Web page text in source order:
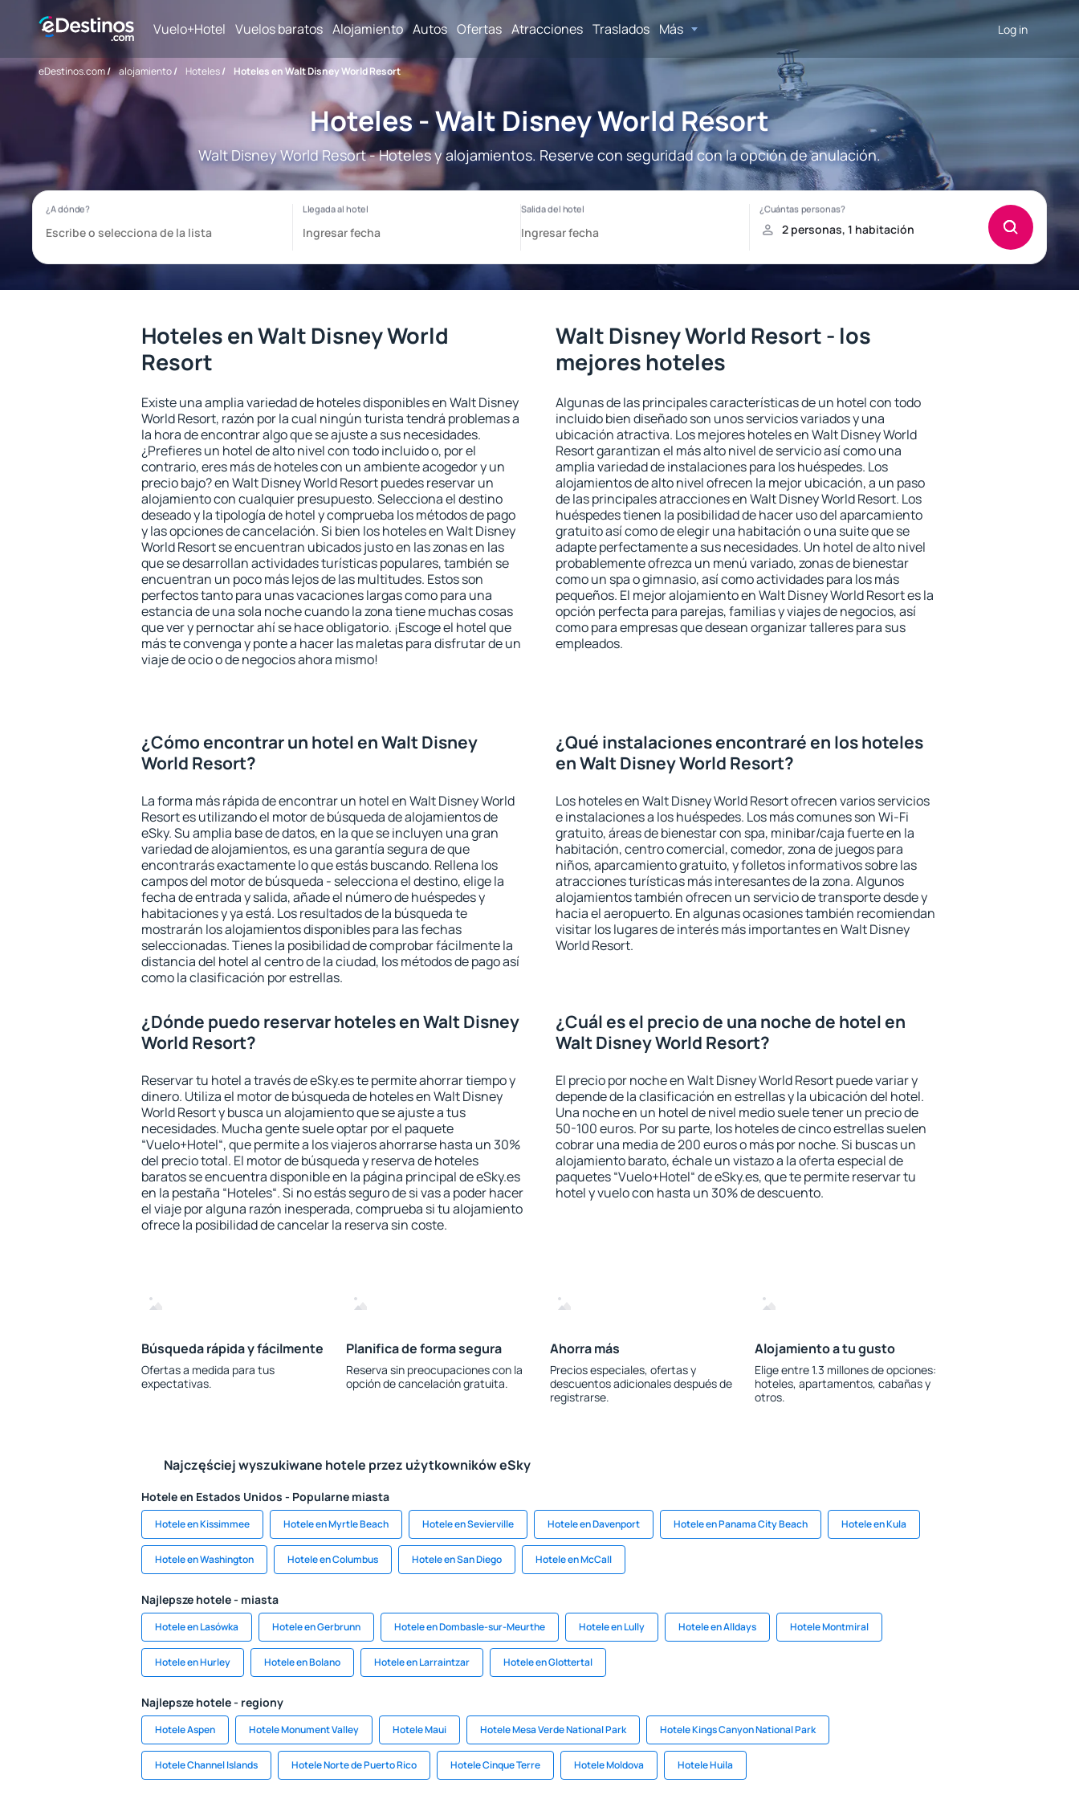
Vuelo+Hotel Vuelos baratos Alojamiento Autos Ofertas Atracciones Traslados Más Log in
eDestinos.com/ alojamiento/ Hoteles/ Hoteles en Walt Disney World Resort
Hoteles - Walt Disney World Resort
Walt Disney World Resort - Hoteles y alojamientos. Reserve con seguridad con la opción de anulación.
Hoteles en Walt Disney World
Resort
Existe una amplia variedad de hoteles disponibles en Walt Disney
World Resort, razón por la cual ningún turista tendrá problemas a
la hora de encontrar algo que se ajuste a sus necesidades.
¿Prefieres un hotel de alto nivel con todo incluido o, por el
contrario, eres más de hoteles con un ambiente acogedor y un
precio bajo? en Walt Disney World Resort puedes reservar un
alojamiento con cualquier presupuesto. Selecciona el destino
deseado y la tipología de hotel y comprueba los métodos de pago
y las opciones de cancelación. Si bien los hoteles en Walt Disney
World Resort se encuentran ubicados justo en las zonas en las
que se desarrollan actividades turísticas populares, también se
encuentran un poco más lejos de las multitudes. Estos son
perfectos tanto para unas vacaciones largas como para una
estancia de una sola noche cuando la zona tiene muchas cosas
que ver y pernoctar ahí se hace obligatorio. ¡Escoge el hotel que
más te convenga y ponte a hacer las maletas para disfrutar de un
viaje de ocio o de negocios ahora mismo!
Walt Disney World Resort - los
mejores hoteles
Algunas de las principales características de un hotel con todo
incluido bien diseñado son unos servicios variados y una
ubicación atractiva. Los mejores hoteles en Walt Disney World
Resort garantizan el más alto nivel de servicio así como una
amplia variedad de instalaciones para los huéspedes. Los
alojamientos de alto nivel ofrecen la mejor ubicación, a un paso
de las principales atracciones en Walt Disney World Resort. Los
huéspedes tienen la posibilidad de hacer uso del aparcamiento
gratuito así como de elegir una habitación o una suite que se
adapte perfectamente a sus necesidades. Un hotel de alto nivel
probablemente ofrezca un menú variado, zonas de bienestar
como un spa o gimnasio, así como actividades para los más
pequeños. El mejor alojamiento en Walt Disney World Resort es la
opción perfecta para parejas, familias y viajes de negocios, así
como para empresas que desean organizar talleres para sus
empleados.
¿Cómo encontrar un hotel en Walt Disney
World Resort?
La forma más rápida de encontrar un hotel en Walt Disney World
Resort es utilizando el motor de búsqueda de alojamientos de
eSky. Su amplia base de datos, en la que se incluyen una gran
variedad de alojamientos, es una garantía segura de que
encontrarás exactamente lo que estás buscando. Rellena los
campos del motor de búsqueda - selecciona el destino, elige la
fecha de entrada y salida, añade el número de huéspedes y
habitaciones y ya está. Los resultados de la búsqueda te
mostrarán los alojamientos disponibles para las fechas
seleccionadas. Tienes la posibilidad de comprobar fácilmente la
distancia del hotel al centro de la ciudad, los métodos de pago así
como la clasificación por estrellas.
¿Qué instalaciones encontraré en los hoteles
en Walt Disney World Resort?
Los hoteles en Walt Disney World Resort ofrecen varios servicios
e instalaciones a los huéspedes. Los más comunes son Wi-Fi
gratuito, áreas de bienestar con spa, minibar/caja fuerte en la
habitación, centro comercial, comedor, zona de juegos para
niños, aparcamiento gratuito, y folletos informativos sobre las
atracciones turísticas más interesantes de la zona. Algunos
alojamientos también ofrecen un servicio de transporte desde y
hacia el aeropuerto. En algunas ocasiones también recomiendan
visitar los lugares de interés más importantes en Walt Disney
World Resort.
¿Dónde puedo reservar hoteles en Walt Disney
World Resort?
Reservar tu hotel a través de eSky.es te permite ahorrar tiempo y
dinero. Utiliza el motor de búsqueda de hoteles en Walt Disney
World Resort y busca un alojamiento que se ajuste a tus
necesidades. Mucha gente suele optar por el paquete
“Vuelo+Hotel“, que permite a los viajeros ahorrarse hasta un 30%
del precio total. El motor de búsqueda y reserva de hoteles
baratos se encuentra disponible en la página principal de eSky.es
en la pestaña “Hoteles“. Si no estás seguro de si vas a poder hacer
el viaje por alguna razón inesperada, comprueba si tu alojamiento
ofrece la posibilidad de cancelar la reserva sin coste.
¿Cuál es el precio de una noche de hotel en
Walt Disney World Resort?
El precio por noche en Walt Disney World Resort puede variar y
depende de la clasificación en estrellas y la ubicación del hotel.
Una noche en un hotel de nivel medio suele tener un precio de
50-100 euros. Por su parte, los hoteles de cinco estrellas suelen
cobrar una media de 200 euros o más por noche. Si buscas un
alojamiento barato, échale un vistazo a la oferta especial de
paquetes “Vuelo+Hotel“ de eSky.es, que te permite reservar tu
hotel y vuelo con hasta un 30% de descuento.
Búsqueda rápida y fácilmente
Ofertas a medida para tus
expectativas.
Planifica de forma segura
Reserva sin preocupaciones con la
opción de cancelación gratuita.
Ahorra más
Precios especiales, ofertas y
descuentos adicionales después de
registrarse.
Alojamiento a tu gusto
Elige entre 1.3 millones de opciones:
hoteles, apartamentos, cabañas y
otros.
Najczęściej wyszukiwane hotele przez użytkowników eSky
Hotele en Estados Unidos - Popularne miasta
Hotele en Kissimmee Hotele en Myrtle Beach Hotele en Sevierville Hotele en Davenport Hotele en Panama City Beach Hotele en Kula
Hotele en Washington Hotele en Columbus Hotele en San Diego Hotele en McCall
Najlepsze hotele - miasta
Hotele en Lasówka Hotele en Gerbrunn Hotele en Dombasle-sur-Meurthe Hotele en Lully Hotele en Alldays Hotele Montmiral
Hotele en Hurley Hotele en Bolano Hotele en Larraintzar Hotele en Glottertal
Najlepsze hotele - regiony
Hotele Aspen Hotele Monument Valley Hotele Maui Hotele Mesa Verde National Park Hotele Kings Canyon National Park
Hotele Channel Islands Hotele Norte de Puerto Rico Hotele Cinque Terre Hotele Moldova Hotele Huila